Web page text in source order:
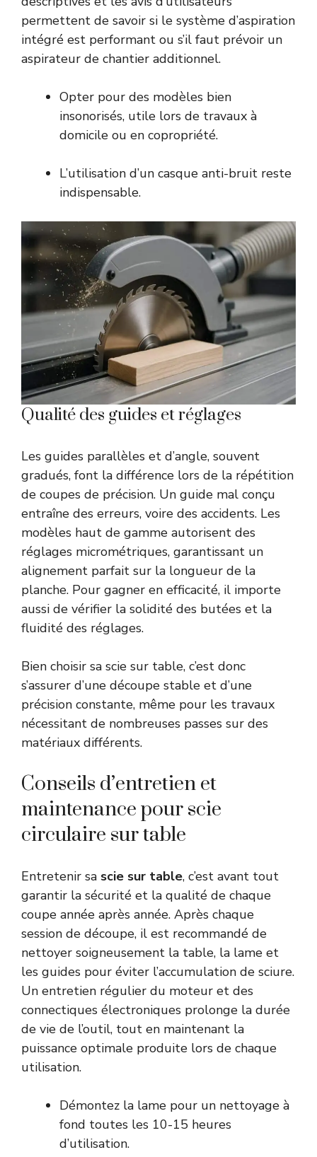
permettent de savoir si le système d’aspiration
intégré est performant ou s’il faut prévoir un
aspirateur de chantier additionnel.
Opter pour des modèles bien
insonorisés, utile lors de travaux à
domicile ou en copropriété.
L’utilisation d’un casque anti-bruit reste
indispensable.
Qualité des guides et réglages
Les guides parallèles et d’angle, souvent
gradués, font la différence lors de la répétition
de coupes de précision. Un guide mal conçu
entraîne des erreurs, voire des accidents. Les
modèles haut de gamme autorisent des
réglages micrométriques, garantissant un
alignement parfait sur la longueur de la
planche. Pour gagner en efficacité, il importe
aussi de vérifier la solidité des butées et la
fluidité des réglages.
Bien choisir sa scie sur table, c’est donc
s’assurer d’une découpe stable et d’une
précision constante, même pour les travaux
nécessitant de nombreuses passes sur des
matériaux différents.
Conseils d’entretien et
maintenance pour scie
circulaire sur table
Entretenir sa scie sur table, c’est avant tout
garantir la sécurité et la qualité de chaque
coupe année après année. Après chaque
session de découpe, il est recommandé de
nettoyer soigneusement la table, la lame et
les guides pour éviter l’accumulation de sciure.
Un entretien régulier du moteur et des
connectiques électroniques prolonge la durée
de vie de l’outil, tout en maintenant la
puissance optimale produite lors de chaque
utilisation.
Démontez la lame pour un nettoyage à
fond toutes les 10-15 heures
d’utilisation.